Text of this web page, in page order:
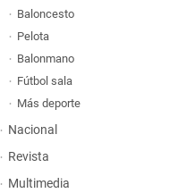
Baloncesto
Pelota
Balonmano
Fútbol sala
Más deporte
Nacional
Revista
Multimedia